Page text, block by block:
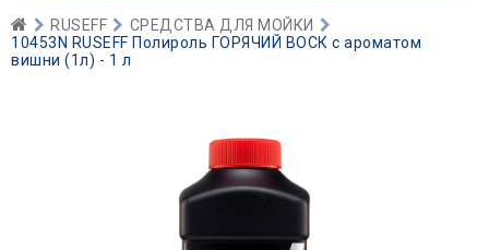
RUSEFF
СРЕДСТВА ДЛЯ МОЙКИ
10453N RUSEFF Полироль ГОРЯЧИЙ ВОСК с ароматом
вишни (1л) - 1 л